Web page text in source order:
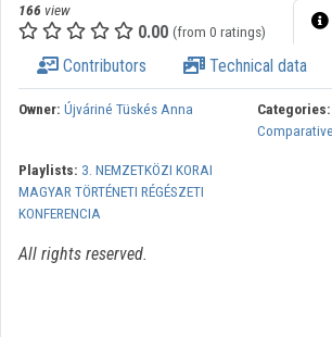
Categories
Organization playlists
Contributors
166 view
0.00 (from 0 ratings)
Contributors Technical data
Owner: Újváriné Tüskés Anna Categories:
Playlists: 3. NEMZETKÖZI KORAI
MAGYAR TÖRTÉNETI RÉGÉSZETI
KONFERENCIA
All rights reserved.